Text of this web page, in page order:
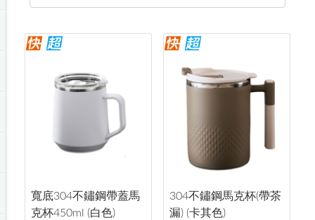
點心罐
機能飲料
▶保健品牌推薦
黑糖桂圓/蜂蜜醋
開架/身體保養 修繕/五金/祭祀
成人/嬰兒紙尿褲
寬底304不鏽鋼帶蓋馬
克杯450ml (白色)
304不鏽鋼馬克杯(帶茶
漏) (卡其色)